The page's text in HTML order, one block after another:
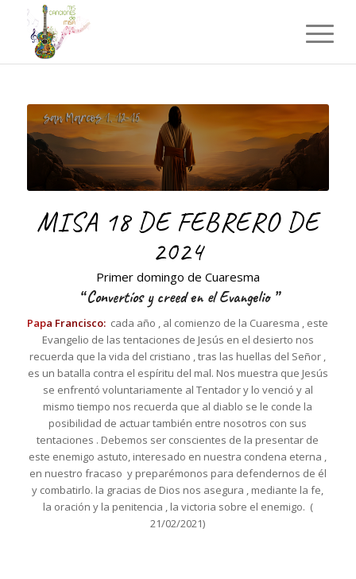
MISA 18 DE FEBRERO DE
2024
Primer domingo de Cuaresma
“Convertíos y creed en el Evangelio ”
Papa Francisco: cada año , al comienzo de la Cuaresma , este
Evangelio de las tentaciones de Jesús en el desierto nos
recuerda que la vida del cristiano , tras las huellas del Señor ,
es un batalla contra el espíritu del mal. Nos muestra que Jesús
se enfrentó voluntariamente al Tentador y lo venció y al
mismo tiempo nos recuerda que al diablo se le conde la
posibilidad de actuar también entre nosotros con sus
tentaciones . Debemos ser conscientes de la presentar de
este enemigo astuto, interesado en nuestra condena eterna ,
en nuestro fracaso y preparémonos para defendernos de él
y combatirlo. la gracias de Dios nos asegura , mediante la fe,
la oración y la penitencia , la victoria sobre el enemigo. (
21/02/2021)